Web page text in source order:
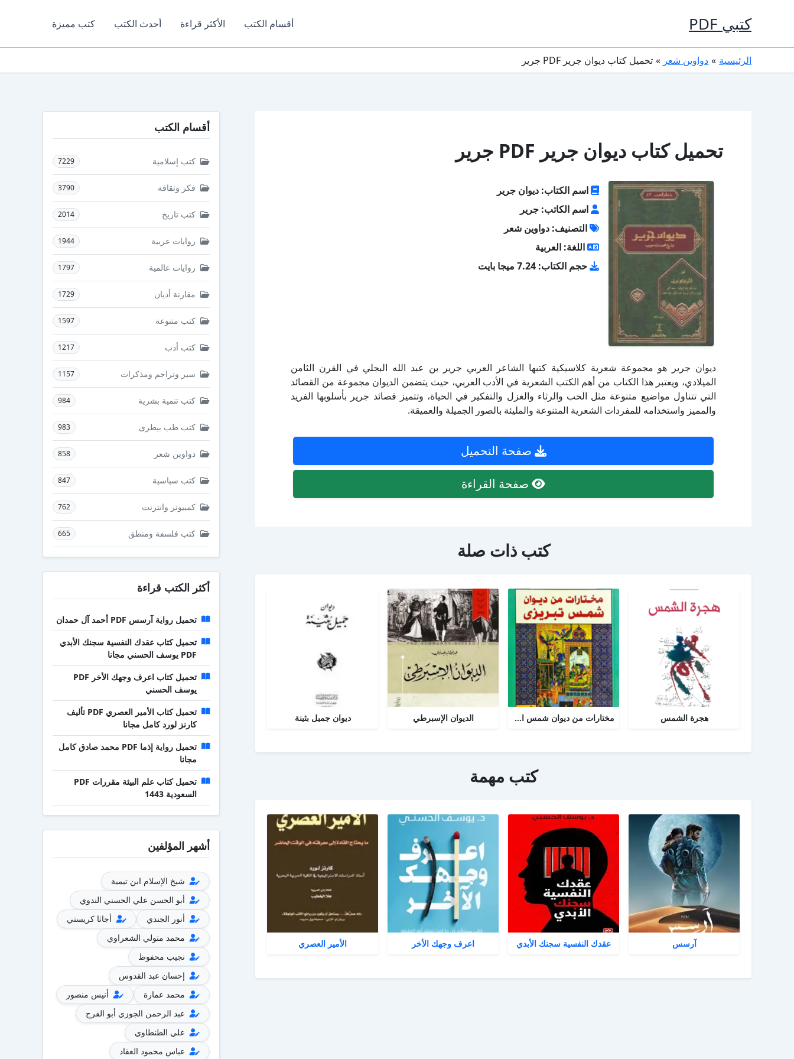
كتبي PDF أقسام الكتب الأكثر قراءة أحدث الكتب كتب مميزة
الرئيسية دواوين شعر تحميل كتاب ديوان جرير PDF جرير
تحميل كتاب ديوان جرير PDF جرير
اسم الكتاب: ديوان جرير
اسم الكاتب: جرير
التصنيف: دواوين شعر
اللغة: العربية
حجم الكتاب: 7.24 ميجا بايت
ديوان جرير هو مجموعة شعرية كلاسيكية كتبها الشاعر العربي جرير بن عبد الله البجلي في القرن الثامن
الميلادي، ويعتبر هذا الكتاب من أهم الكتب الشعرية في الأدب العربي، حيث يتضمن الديوان مجموعة من القصائد
التي تتناول مواضيع متنوعة مثل الحب والرثاء والغزل والتفكير في الحياة، وتتميز قصائد جرير بأسلوبها الفريد
والمميز واستخدامه للمفردات الشعرية المتنوعة والمليئة بالصور الجميلة والعميقة.
صفحة التحميل
صفحة القراءة
كتب ذات صلة
هجرة الشمس مختارات من ديوان شمس الدين تبريزي الديوان الإسبرطي ديوان جميل بثينة
كتب مهمة
آرسس عقدك النفسية سجنك الأبدي اعرف وجهك الأخر الأمير العصري
أقسام الكتب
كتب إسلامية 7229
فكر وثقافة 3790
كتب تاريخ 2014
روايات عربية 1944
روايات عالمية 1797
مقارنة أديان 1729
كتب متنوعة 1597
كتب أدب 1217
سير وتراجم ومذكرات 1157
كتب تنمية بشرية 984
كتب طب بيطرى 983
دواوين شعر 858
كتب سياسية 847
كمبيوتر وانترنت 762
كتب فلسفة ومنطق 665
أكثر الكتب قراءة
تحميل رواية آرسس PDF أحمد آل حمدان
تحميل كتاب عقدك النفسية سجنك الأبدي
PDF يوسف الحسني مجانا
تحميل كتاب اعرف وجهك الأخر PDF
يوسف الحسني
تحميل كتاب الأمير العصري PDF تأليف
كارنز لورد كامل مجانا
تحميل رواية إذما PDF محمد صادق كامل
مجانا
تحميل كتاب علم البيئة مقررات PDF
السعودية 1443
أشهر المؤلفين
شيخ الإسلام ابن تيمية
أبو الحسن علي الحسني الندوي
أنور الجندي
أجاثا كريستي
محمد متولي الشعراوي
نجيب محفوظ
إحسان عبد القدوس
محمد عمارة
أنيس منصور
عبد الرحمن الجوزي أبو الفرج
علي الطنطاوي
عباس محمود العقاد